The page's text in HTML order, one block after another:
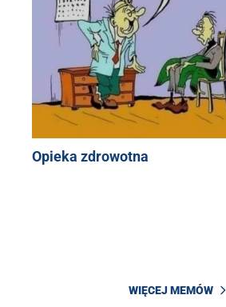
Opieka zdrowotna
WIĘCEJ MEMÓW